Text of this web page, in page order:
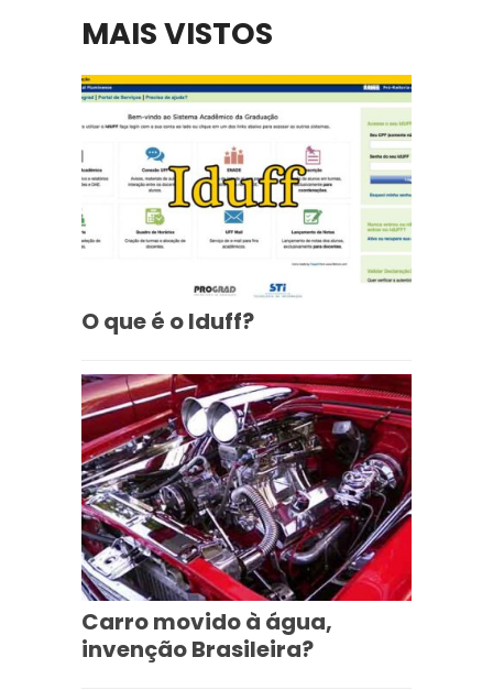
MAIS VISTOS
O que é o Iduff?
Carro movido à água,
invenção Brasileira?